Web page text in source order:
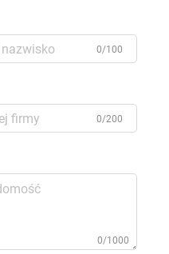
0/100
0/200
0/1000